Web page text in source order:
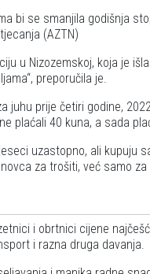
bi se smanjila godišnja
(AZTN)
u Nizozemskoj, koja je
, preporučila je.
juhu prije četiri godine,
plaćali 40 kuna, a sada
uzastopno, ali kupuju
za trošiti, već samo
i obrtnici cijene
i razna druga davanja.